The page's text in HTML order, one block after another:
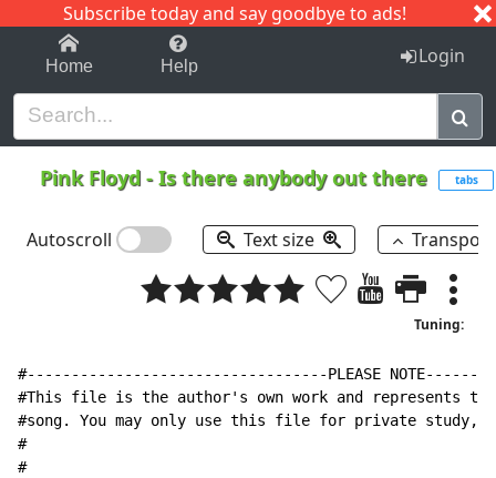
Subscribe today and say goodbye to ads!
1-9 C I J
Home Help Login
Pink Floyd -Is there anybody out there tabs
Autoscroll Text size
Tuning:
#----------------------------------PLEASE
#This file is the author's own work and represents
#song. You may only use this file for private study,
#
#